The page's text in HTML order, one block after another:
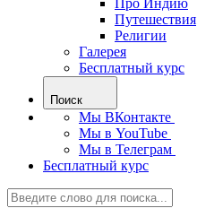
Путешествия
Религии
Галерея
Бесплатный курс
Поиск
Мы ВКонтакте
Мы в YouTube
Мы в Телеграм
Бесплатный курс